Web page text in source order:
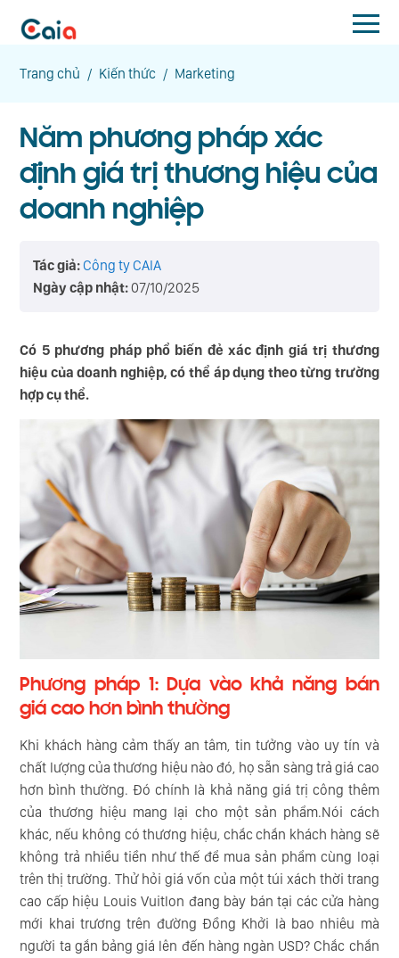
Trang chủ / Kiến thức / Marketing
Năm phương pháp xác
định giá trị thương hiệu của
doanh nghiệp
Tác giả: Công ty CAIA
Ngày cập nhật:07/10/2025
Có 5 phương pháp phổ biến đẻ xác định giá trị thương
hiệu của doanh nghiệp, có thể áp dụng theo từng trường
hợp cụ thể.
Phương pháp 1: Dựa vào khả năng bán
giá cao hơn bình thường
Khi khách hàng cảm thấy an tâm, tin tưởng vào uy tín và
chất lượng của thương hiệu nào đó, họ sẵn sàng trả giá cao
hơn bình thường. Đó chính là khả năng giá trị công thêm
của thương hiệu mang lại cho một sản phẩm.Nói cách
khác, nếu không có thương hiệu, chắc chắn khách hàng sẽ
không trả nhiều tiền như thế để mua sản phẩm cùng loại
trên thị trường. Thử hỏi giá vốn của một túi xách thời trang
cao cấp hiệu Louis Vuitlon đang bày bán tại các cửa hàng
mới khai trương trên đường Đồng Khởi là bao nhiêu mà
người ta gắn bảng giá lên đến hàng ngàn USD? Chắc chắn